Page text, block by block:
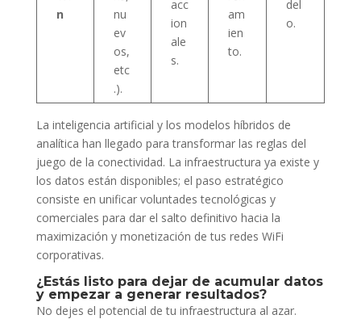
n
nu
ev
os,
etc
.).
acc
ion
ale
s.
am
ien
to.
del
o.
La inteligencia artificial y los modelos híbridos de
analítica han llegado para transformar las reglas del
juego de la conectividad. La infraestructura ya existe y
los datos están disponibles; el paso estratégico
consiste en unificar voluntades tecnológicas y
comerciales para dar el salto definitivo hacia la
maximización y monetización de tus redes WiFi
corporativas.
¿Estás listo para dejar de acumular datos
y empezar a generar resultados?
No dejes el potencial de tu infraestructura al azar.